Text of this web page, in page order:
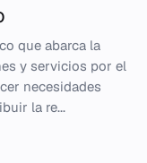
que abarca la
y servicios por el
necesidades
la re...